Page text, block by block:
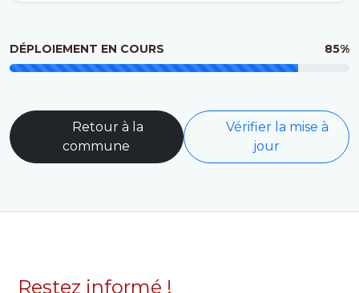
DÉPLOIEMENT EN COURS 85%
Retour à la
commune
Vérifier la mise à
jour
Restez informé !